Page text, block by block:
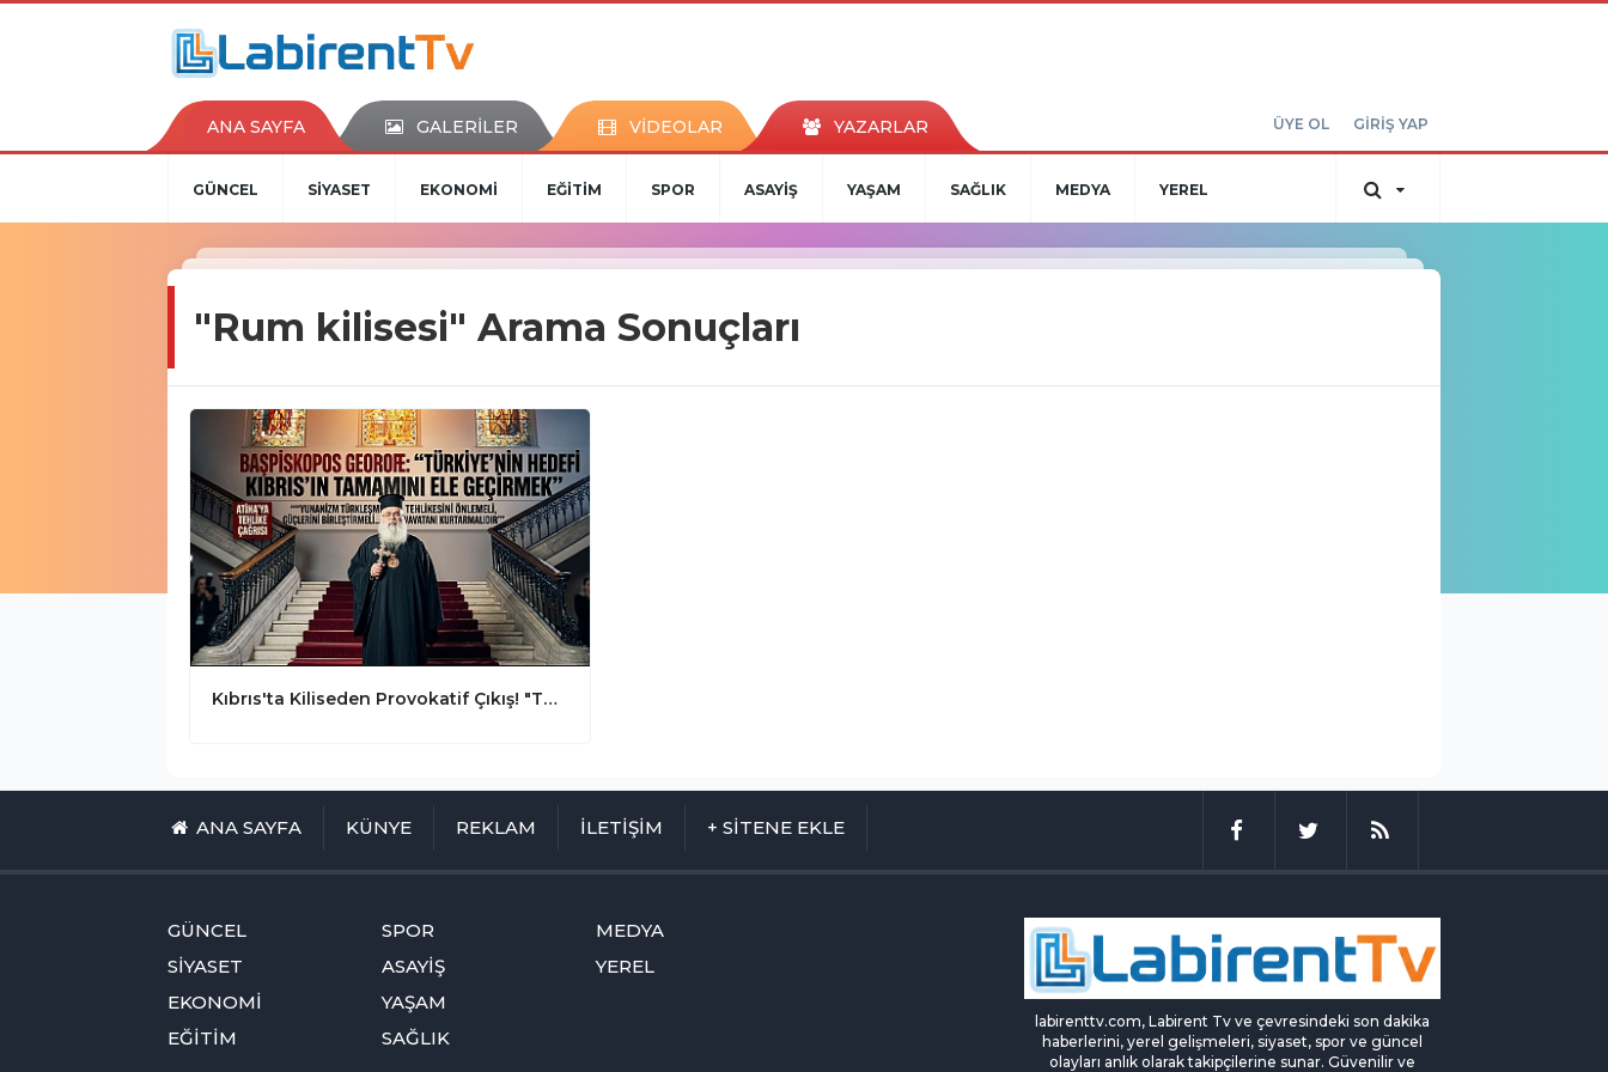
ANA SAYFA GALERİLER VİDEOLAR YAZARLAR ÜYE OL GİRİŞ YAP
GÜNCEL SİYASET EKONOMİ EĞİTİM SPOR ASAYİŞ YAŞAM SAĞLIK MEDYA YEREL
"Rum kilisesi" Arama Sonuçları
Kıbrıs'ta Kiliseden Provokatif Çıkış! "Türkiye'nin Hedefi Adanın Tamamı"
ANA SAYFA KÜNYE REKLAM İLETİŞİM + SİTENE EKLE
GÜNCEL
SİYASET
EKONOMİ
EĞİTİM
SPOR
ASAYİŞ
YAŞAM
SAĞLIK
MEDYA
YEREL
labirenttv.com, Labirent Tv ve çevresindeki son dakika
haberlerini, yerel gelişmeleri, siyaset, spor ve güncel
olayları anlık olarak takipçilerine sunar. Güvenilir ve